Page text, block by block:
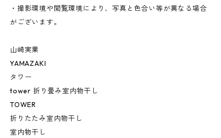
・撮影環境や閲覧環境により、写真と色合い等が異なる場合
がございます。
山崎実業
YAMAZAKI
タワー
tower 折り畳み室内物干し
TOWER
折りたたみ室内物干し
室内物干し